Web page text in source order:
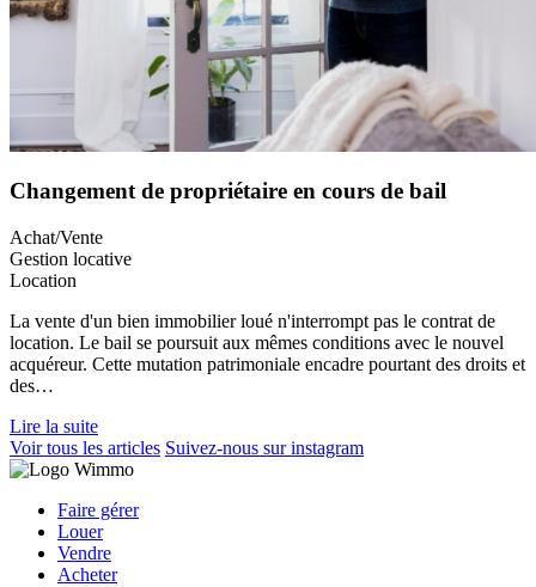
Changement de propriétaire en cours de bail
Achat/Vente
Gestion locative
Location
La vente d'un bien immobilier loué n'interrompt pas le contrat de
location. Le bail se poursuit aux mêmes conditions avec le nouvel
acquéreur. Cette mutation patrimoniale encadre pourtant des droits et
des…
Lire la suite
Voir tous les articles Suivez-nous sur instagram
Faire gérer
Louer
Vendre
Acheter